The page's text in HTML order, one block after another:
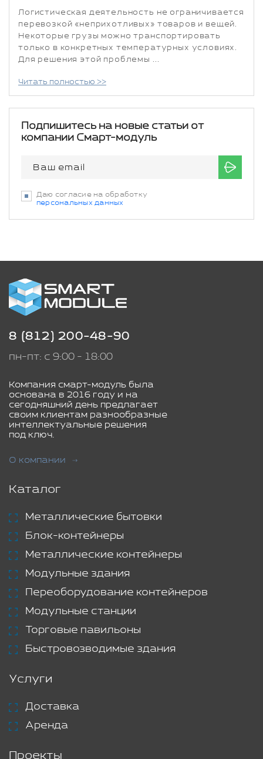
Логистическая деятельность не ограничивается
перевозкой «неприхотливых» товаров и вещей.
Некоторые грузы можно транспортировать
только в конкретных температурных условиях.
Для решения этой проблемы ...
Читать полностью >>
Подпишитесь на новые статьи от
компании Смарт-модуль
Даю согласие на обработку
персональных данных
8 (812) 200-48-90
пн-пт: с 9:00 - 18:00
Компания смарт-модуль была
основана в 2016 году и на
сегодняшний день предлагает
своим клиентам разнообразные
интеллектуальные решения
под ключ.
О компании
Каталог
Металлические бытовки
Блок-контейнеры
Металлические контейнеры
Модульные здания
Переоборудование контейнеров
Модульные станции
Торговые павильоны
Быстровозводимые здания
Услуги
Доставка
Аренда
Проекты